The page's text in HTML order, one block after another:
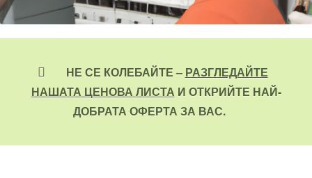
НЕ СЕ КОЛЕБАЙТЕ – РАЗГЛЕДАЙТЕ
НАШАТА ЦЕНОВА ЛИСТА И ОТКРИЙТЕ НАЙ-
ДОБРАТА ОФЕРТА ЗА ВАС.